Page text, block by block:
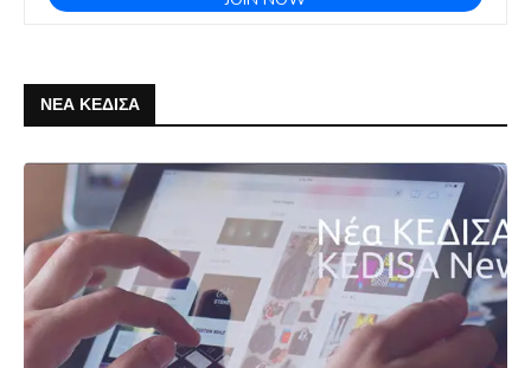
ΝΕΑ ΚΕΔΙΣΑ